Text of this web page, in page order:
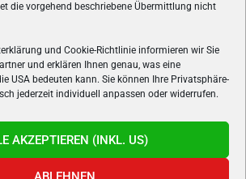
die vorgehend beschriebene Übermittlung nicht
und Cookie-Richtlinie informieren wir Sie
und erklären Ihnen genau, was eine
USA bedeuten kann. Sie können Ihre Privatsphäre-
jederzeit individuell anpassen oder widerrufen.
AKZEPTIEREN (INKL. US)
FOLGE UNS